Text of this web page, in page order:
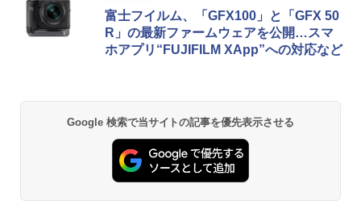
富士フイルム、「GFX100」と「GFX 50
R」の最新ファームウェアを公開…スマ
ホアプリ“FUJIFILM XApp”への対応など
Google 検索で当サイトの記事を優先表示させる